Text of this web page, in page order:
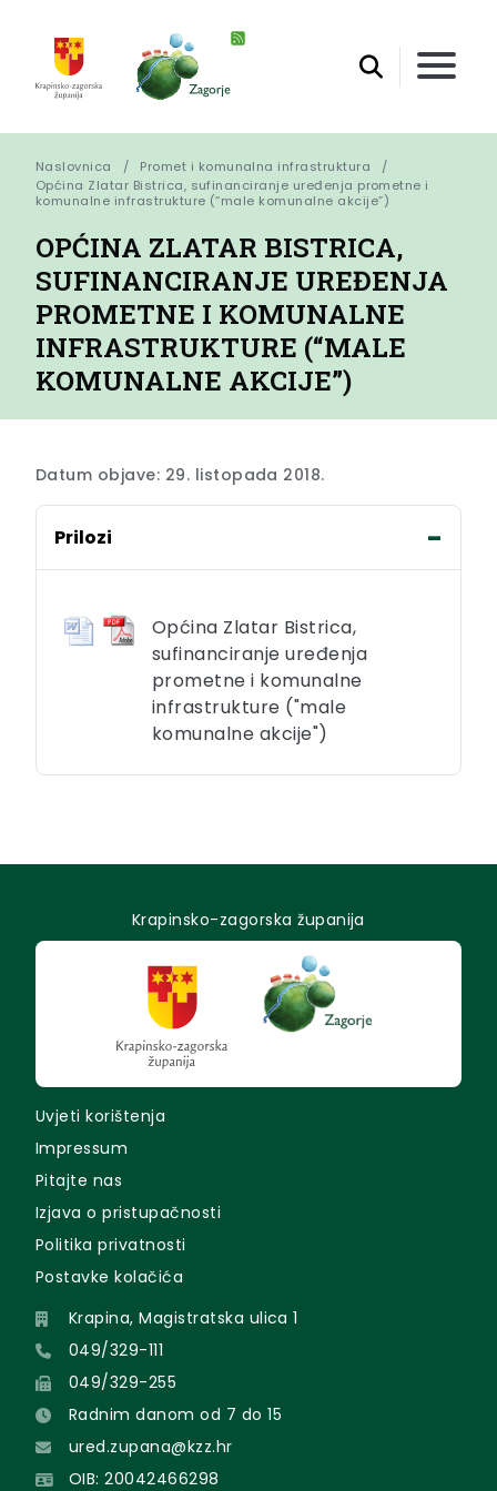
Naslovnica
Promet i komunalna infrastruktura
Općina Zlatar Bistrica, sufinanciranje uređenja prometne i
komunalne infrastrukture (“male komunalne akcije”)
OPĆINA ZLATAR BISTRICA,
SUFINANCIRANJE UREĐENJA
PROMETNE I KOMUNALNE
INFRASTRUKTURE (“MALE
KOMUNALNE AKCIJE”)
Datum objave: 29. listopada 2018.
Prilozi
Općina Zlatar Bistrica,
sufinanciranje uređenja
prometne i komunalne
infrastrukture ("male
komunalne akcije")
Krapinsko-zagorska županija
Uvjeti korištenja
Impressum
Pitajte nas
Izjava o pristupačnosti
Politika privatnosti
Postavke kolačića
Krapina, Magistratska ulica 1
049/329-111
049/329-255
Radnim danom od 7 do 15
ured.zupana@kzz.hr
OIB: 20042466298